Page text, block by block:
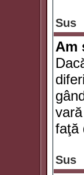
Sus
Am
faţă
Sus